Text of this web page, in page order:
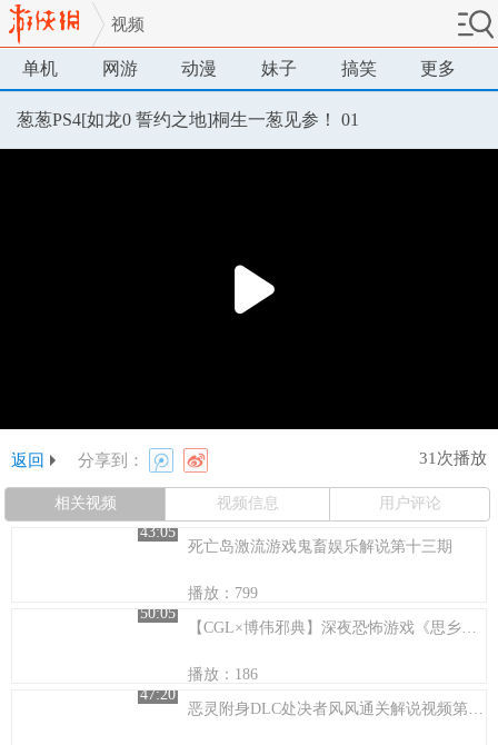
视频
单机 网游 动漫 妹子 搞笑 更多
葱葱PS4[如龙0 誓约之地]桐生一葱见参！ 01
返回 分享到： 31次播放
相关视频 视频信息
用户评论
43:05
死亡岛激流游戏鬼畜娱乐解说第十三期
播放：799
50:05
【CGL×博伟邪典】深夜恐怖游戏《思乡病》：知道真相的我冷汗吓出来
播放：186
47:20
恶灵附身DLC处决者风风通关解说视频第三期